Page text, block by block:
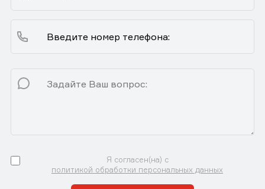
Я согласен(на) с
политикой обработки персональных данных